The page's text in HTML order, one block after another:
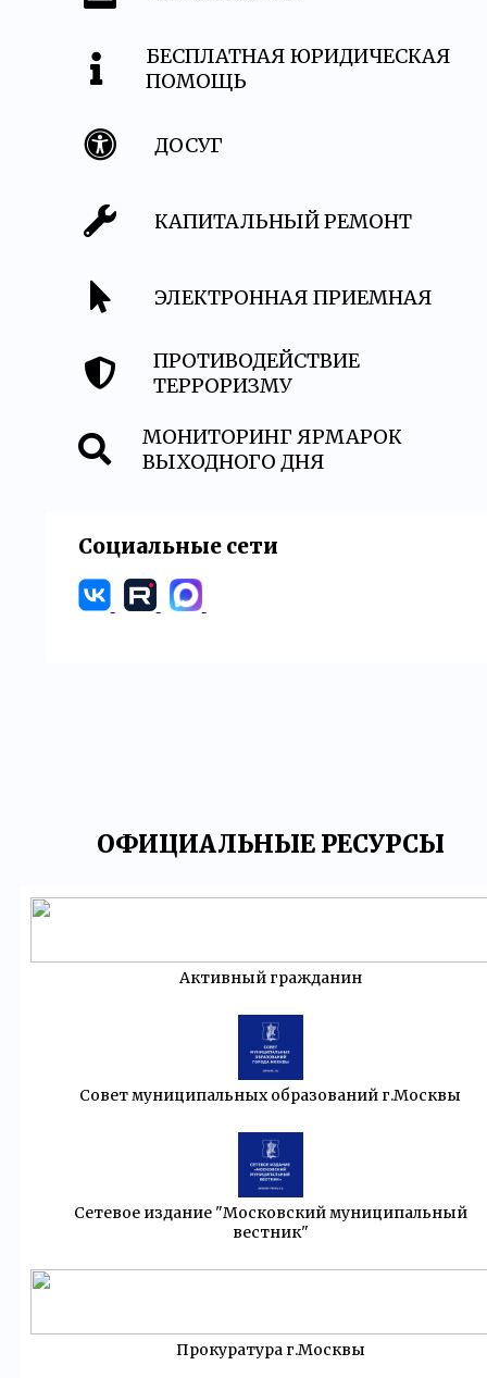
БЕСПЛАТНАЯ ЮРИДИЧЕСКАЯ
ПОМОЩЬ
ДОСУГ
КАПИТАЛЬНЫЙ РЕМОНТ
ЭЛЕКТРОННАЯ ПРИЕМНАЯ
ПРОТИВОДЕЙСТВИЕ
ТЕРРОРИЗМУ
МОНИТОРИНГ ЯРМАРОК
ВЫХОДНОГО ДНЯ
Социальные сети
ОФИЦИАЛЬНЫЕ РЕСУРСЫ
Активный гражданин
Совет муниципальных образований г.Москвы
Сетевое издание "Московский муниципальный
вестник"
Прокуратура г.Москвы